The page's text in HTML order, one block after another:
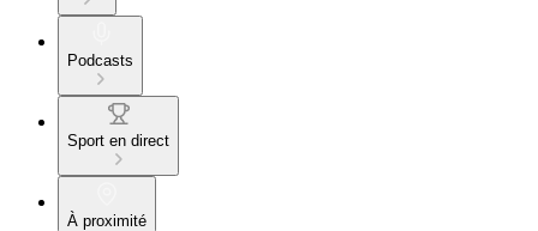
Podcasts
Sport en direct
À proximité